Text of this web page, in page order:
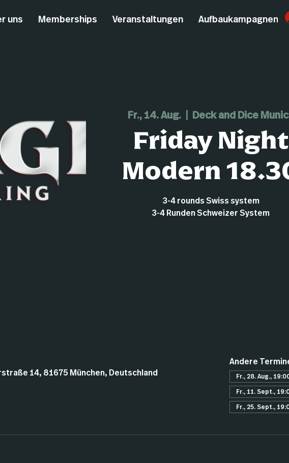
uns Memberships Veranstaltungen Aufbaukampagnen
Fr., 14. Aug.
  |
Deck and Dice
Friday Night
Modern
3-4 rounds Swiss system
3-4 Runden Schweizer System
14, 81675 München, Deutschland
Andere
Fr., 28. Aug.,
Fr., 11. Sept.,
Fr., 25. Sept.,